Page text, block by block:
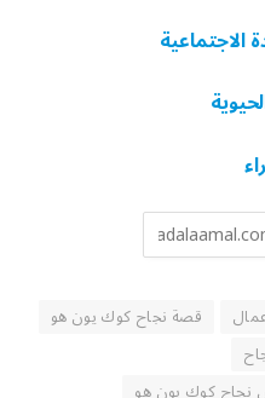
الاجتماعية
قصة نجاح كوك يون هو